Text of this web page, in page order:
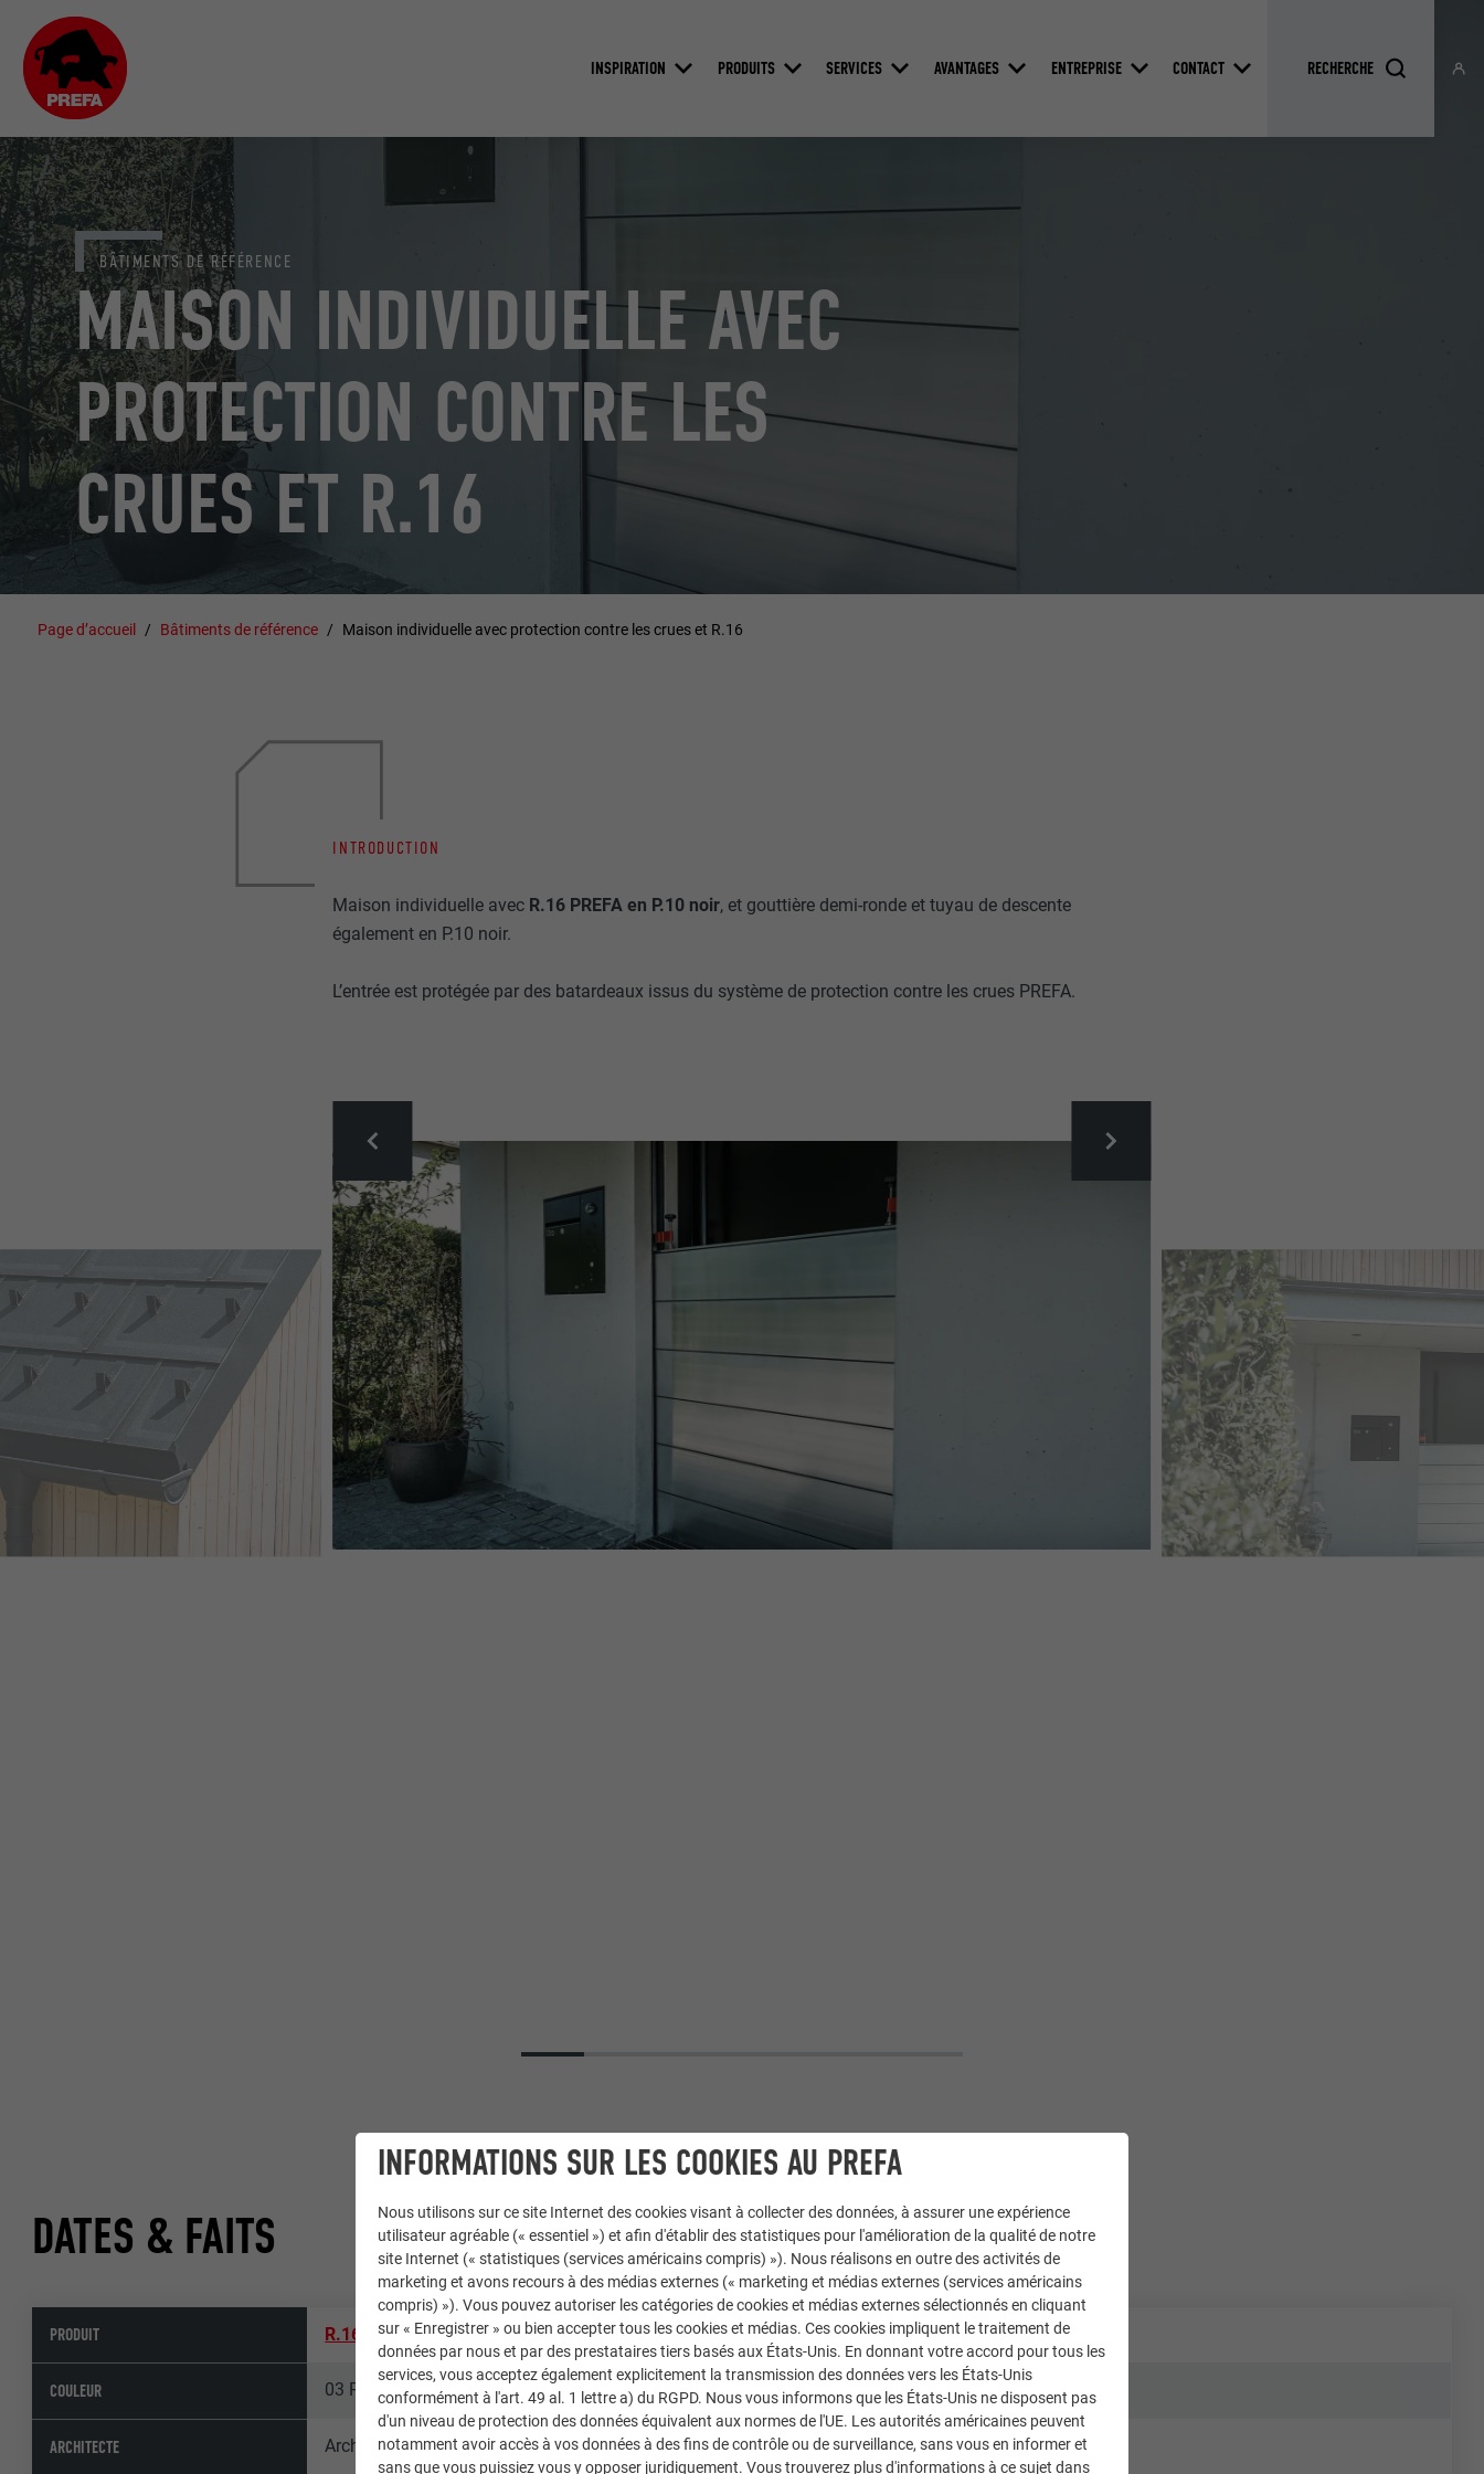
INSPIRATION PRODUITS SERVICES AVANTAGES ENTREPRISE CONTACT
MAISON INDIVIDUELLE AVEC
PROTECTION CONTRE LES
CRUES ET R.16
BÂTIMENTS DE RÉFÉRENCE
Page d’accueil Bâtiments de référence Maison individuelle avec protection contre les crues et R.16
INTRODUCTION
Maison individuelle avec R.16 PREFA en P.10 noir, et gouttière demi-ronde et tuyau de descente
également en P.10 noir.
L’entrée est protégée par des batardeaux issus du système de protection contre les crues PREFA.
DATES & FAITS
PRODUIT R.16 Gouttière demi-ronde,Protection contre les crues
COULEUR 03 P.10 noir
ARCHITECTE Architekturwerkstatt Dworzak - Grabher GmbH
INFORMATIONS SUR LES COOKIES AU PREFA
Nous utilisons sur ce site Internet des cookies visant à collecter des données, à assurer une expérience
utilisateur agréable (« essentiel ») et afin d'établir des statistiques pour l'amélioration de la qualité de notre
site Internet (« statistiques (services américains compris) »). Nous réalisons en outre des activités de
marketing et avons recours à des médias externes (« marketing et médias externes (services américains
compris) »). Vous pouvez autoriser les catégories de cookies et médias externes sélectionnés en cliquant
sur « Enregistrer » ou bien accepter tous les cookies et médias. Ces cookies impliquent le traitement de
données par nous et par des prestataires tiers basés aux États-Unis. En donnant votre accord pour tous les
services, vous acceptez également explicitement la transmission des données vers les États-Unis
conformément à l'art. 49 al. 1 lettre a) du RGPD. Nous vous informons que les États-Unis ne disposent pas
d'un niveau de protection des données équivalent aux normes de l'UE. Les autorités américaines peuvent
notamment avoir accès à vos données à des fins de contrôle ou de surveillance, sans vous en informer et
sans que vous puissiez vous y opposer juridiquement. Vous trouverez plus d'informations à ce sujet dans